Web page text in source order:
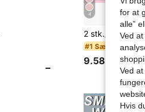
4
#1 Sællert i
9.58€
for at
alle”
Ved
Ved
Hvis